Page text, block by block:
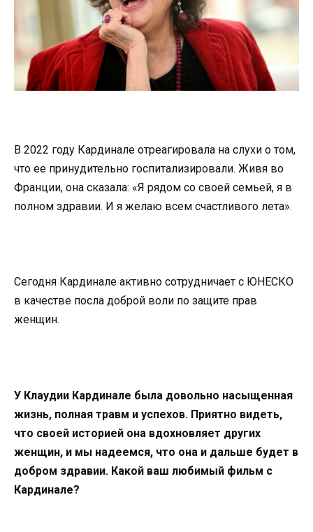
В 2022 году Кардинале отреагировала на слухи о том,
что ее принудительно госпитализировали. Живя во
Франции, она сказала: «Я рядом со своей семьей, я в
полном здравии. И я желаю всем счастливого лета».
Сегодня Кардинале активно сотрудничает с ЮНЕСКО
в качестве посла доброй воли по защите прав
женщин.
У Клаудии Кардинале была довольно насыщенная
жизнь, полная травм и успехов. Приятно видеть,
что своей историей она вдохновляет других
женщин, и мы надеемся, что она и дальше будет в
добром здравии. Какой ваш любимый фильм с
Кардинале?